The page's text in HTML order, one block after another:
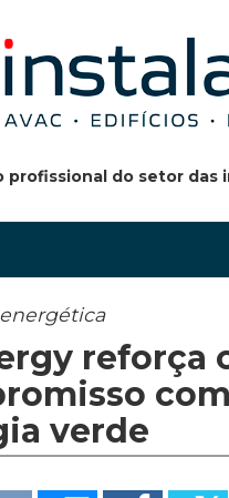
profissional do setor das
reforça
verde